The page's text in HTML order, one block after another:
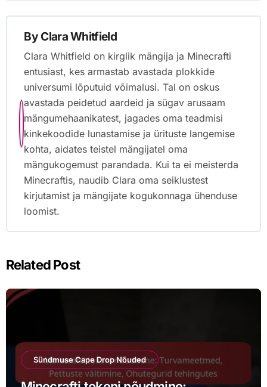
By Clara Whitfield
Clara Whitfield on kirglik mängija ja Minecrafti
entusiast, kes armastab avastada plokkide
universumi lõputuid võimalusi. Tal on oskus
avastada peidetud aardeid ja sügav arusaam
mängumehaanikatest, jagades oma teadmisi
kinkekoodide lunastamise ja ürituste langemise
kohta, aidates teistel mängijatel oma
mängukogemust parandada. Kui ta ei meisterda
Minecraftis, naudib Clara oma seiklustest
kirjutamist ja mängijate kogukonnaga ühenduse
loomist.
Related Post
Sündmuse Cape Drop Nõuded